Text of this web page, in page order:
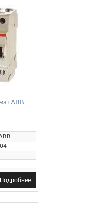
ABB
Подробнее